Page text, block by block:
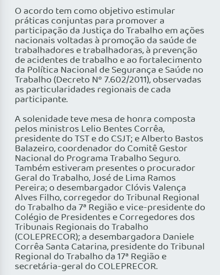
O acordo tem como objetivo estimular
práticas conjuntas para promover a
participação da Justiça do Trabalho em ações
nacionais voltadas à promoção da saúde de
trabalhadores e trabalhadoras, à prevenção
de acidentes de trabalho e ao fortalecimento
da Política Nacional de Segurança e Saúde no
Trabalho (Decreto Nº 7.602/2011), observadas
as particularidades regionais de cada
participante.
A solenidade teve mesa de honra composta
pelos ministros Lelio Bentes Corrêa,
presidente do TST e do CSJT; e Alberto Bastos
Balazeiro, coordenador do Comitê Gestor
Nacional do Programa Trabalho Seguro.
Também estiveram presentes o procurador
Geral do Trabalho, José de Lima Ramos
Pereira; o desembargador Clóvis Valença
Alves Filho, corregedor do Tribunal Regional
do Trabalho da 7ª Região e vice-presidente do
Colégio de Presidentes e Corregedores dos
Tribunais Regionais do Trabalho
(COLEPRECOR); a desembargadora Daniele
Corrêa Santa Catarina, presidente do Tribunal
Regional do Trabalho da 17ª Região e
secretária-geral do COLEPRECOR.